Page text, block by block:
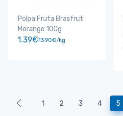
Polpa Fruta Brasfrut
Morango 100g
1.39€13.90€/kg
1 2 3 4 5